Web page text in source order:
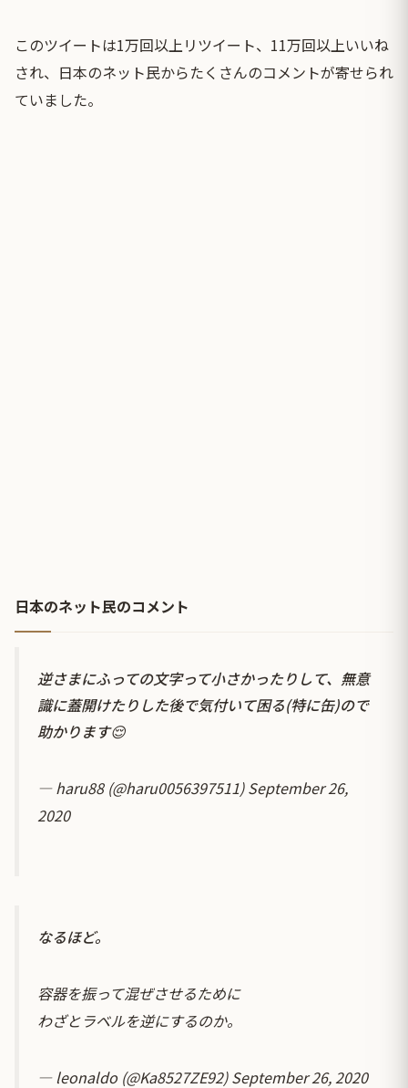
このツイートは1万回以上リツイート、11万回以上いいね
され、日本のネット民からたくさんのコメントが寄せられ
ていました。
日本のネット民のコメント
逆さまにふっての文字って小さかったりして、無意
識に蓋開けたりした後で気付いて困る(特に缶)ので
助かります😌
— haru88 (@haru0056397511)September 26,
2020
なるほど。
容器を振って混ぜさせるために
わざとラベルを逆にするのか。
— leonaldo (@Ka8527ZE92)September 26, 2020